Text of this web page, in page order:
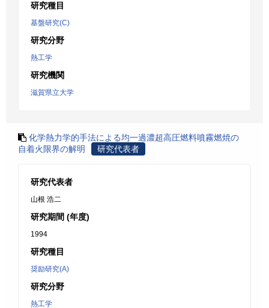
研究種目
基盤研究(C)
研究分野
熱工学
研究機関
滋賀県立大学
化学熱力学的手法による均一過濃超高圧燃料噴霧燃焼の
自着火限界の解明
研究代表者
研究代表者
山根 浩二
研究期間 (年度)
1994
研究種目
奨励研究(A)
研究分野
熱工学